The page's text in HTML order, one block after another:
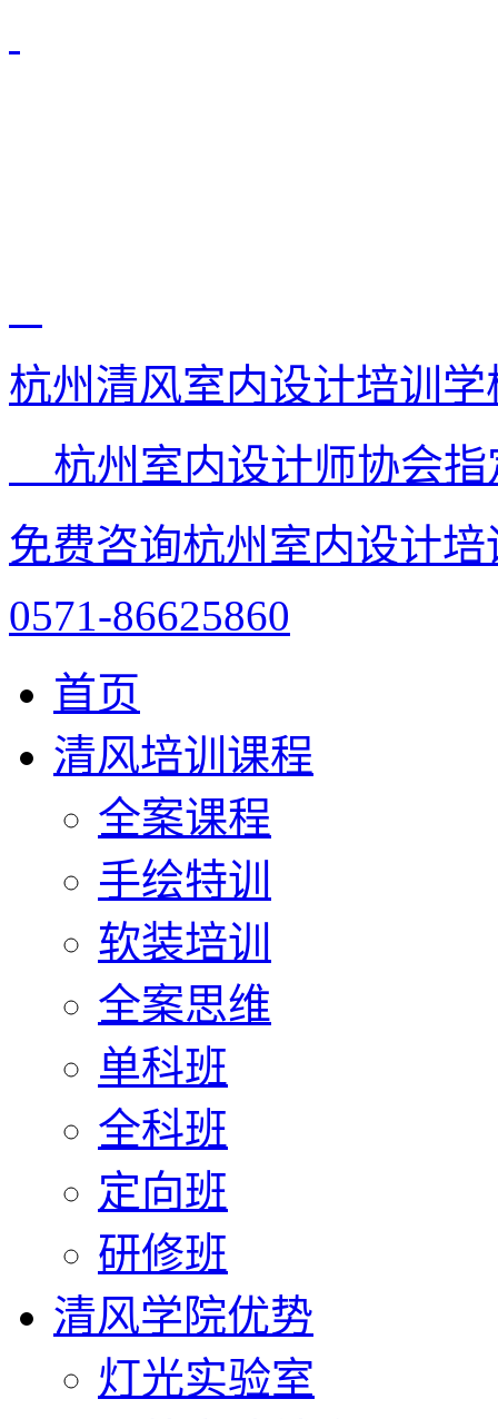
杭州清风室内设计培训学
杭州室内设计师协会
免费咨询杭州室内设计
0571-86625860
首页
清风培训课程
全案课程
手绘特训
软装培训
全案思维
单科班
全科班
定向班
研修班
清风学院优势
灯光实验室